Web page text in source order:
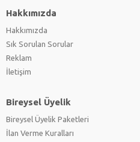
Hakkımızda
Hakkımızda
Sık Sorulan Sorular
Reklam
İletişim
Bireysel Üyelik
Bireysel Üyelik Paketleri
İlan Verme Kuralları